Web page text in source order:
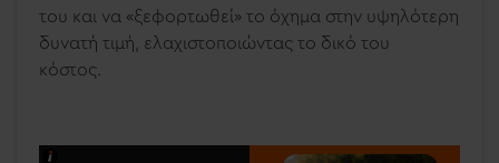
του και να «ξεφορτωθεί» το όχημα στην υψηλότερη
δυνατή τιμή, ελαχιστοποιώντας το δικό του
κόστος.